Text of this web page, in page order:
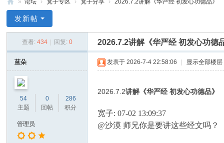
净
心
» 论坛 › 宽子专区 › 宽子分享 › 2026.7.2讲解《华严经 初发心功德品》
发新帖
查看: 434 回复: 0 2026.7.2讲解《华严经 初发心功德
蓝朵
54
主题
0
回帖
286
积分
管理员
发表于 2026-7-4 22:58:06 显示全部楼层
2026.7.2讲解《华严经 初发心功德品》
宽子: 07-02 13:09:37
@沙漠 师兄你是要讲这些经文吗？